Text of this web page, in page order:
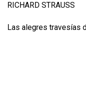
RICHARD STRAUSS
Las alegres travesías